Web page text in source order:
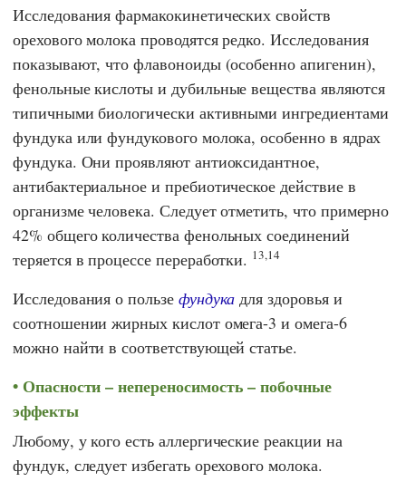
Исследования фармакокинетических свойств
орехового молока проводятся редко. Исследования
показывают, что флавоноиды (особенно апигенин),
фенольные кислоты и дубильные вещества являются
типичными биологически активными ингредиентами
фундука или фундукового молока, особенно в ядрах
фундука. Они проявляют антиоксидантное,
антибактериальное и пребиотическое действие в
организме человека. Следует отметить, что примерно
42% общего количества фенольных соединений
теряется в процессе переработки. 13,14
Исследования о пользе фундука для здоровья и
соотношении жирных кислот омега-3 и омега-6
можно найти в соответствующей статье.
Опасности – непереносимость – побочные
эффекты
Любому, у кого есть аллергические реакции на
фундук, следует избегать орехового молока.